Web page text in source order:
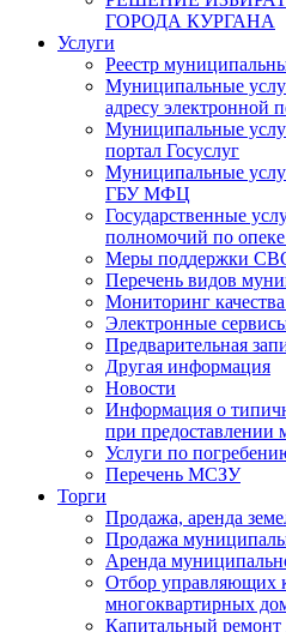
ГОРОДА КУРГАНА
Услуги
Реестр
Муниципальные
адресу электронной
Муниципальные
портал Госуслуг
Муниципальные
ГБУ МФЦ
Государственные
полномочий по
Меры поддержки
Перечень видов
Мониторинг
Электронные
Предварительная
Другая информация
Новости
Информация о
при предоставлении
Услуги по
Перечень МСЗУ
Торги
Продажа, аренда
Продажа
Аренда
Отбор управляющих
многоквартирных
Капитальный ремонт